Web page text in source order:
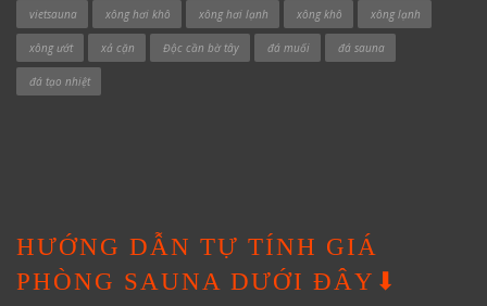
vietsauna xông hơi khô xông hơi lạnh xông khô xông lạnh
xông ướt xả cặn Độc cần bờ tây đá muối đá sauna
đá tạo nhiệt
HƯỚNG DẪN TỰ TÍNH GIÁ
PHÒNG SAUNA DƯỚI ĐÂY⬇